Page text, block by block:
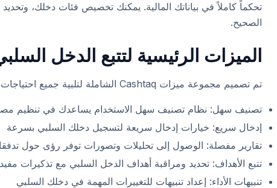
تحكماً كاملاً في بياناتك المالية. يمكنك تخصيص فئات دخلك،
الصحيح.
الميزات الرئيسية لتتبع الدخل
تم تصميم مجموعة ميزات Cashtaq الشاملة لتلبية جميع احتياجات تتبع الدخل السلبي الخاصة بك:
تصنيف سهل: نظام تصنيف سهل الاستخدام يساعدك في تنظيم
إدخال سريع: خيارات إدخال سريعة لتسجيل دخلك السلبي بسرعة
تقارير مفصلة: الوصول إلى تحليلات وتصورات توفر رؤى حول
تتبع الأهداف: تحديد ومراقبة أهداف الدخل السلبي مع تذكيرات
تنبيهات الأداء: إعداد تنبيهات للتغييرات المهمة في دخلك السلبي